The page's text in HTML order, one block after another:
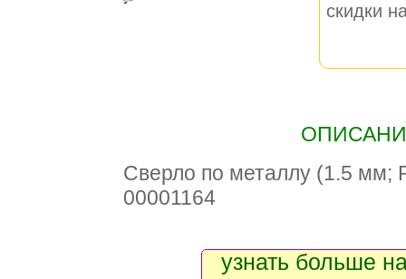
скидки
Сверло по металлу (1.5 мм;
00001164
узнать больше